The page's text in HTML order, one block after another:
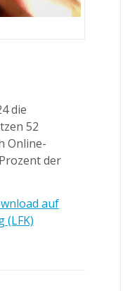
die
52
Online-
der
auf
(LFK)